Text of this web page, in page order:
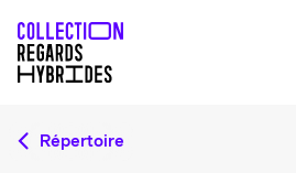
Répertoire